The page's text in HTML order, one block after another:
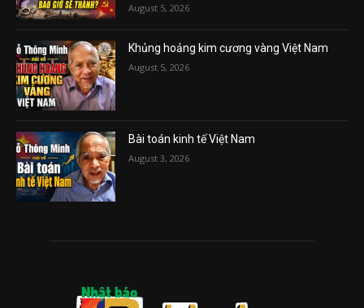
August 5, 2026
Khủng hoảng kim cương vàng Việt Nam
August 5, 2026
Bài toán kinh tế Việt Nam
August 3, 2026